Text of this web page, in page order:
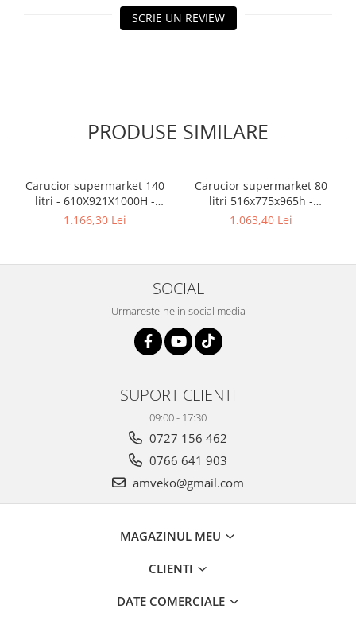
SCRIE UN REVIEW
PRODUSE SIMILARE
Carucior supermarket 140
litri - 610X921X1000H -
10114940
1.166,30 Lei
Carucior supermarket 80
litri 516x775x965h -
10114947
1.063,40 Lei
SOCIAL
Urmareste-ne in social media
SUPORT CLIENTI
09:00 - 17:30
0727 156 462
0766 641 903
amveko@gmail.com
MAGAZINUL MEU
CLIENTI
DATE COMERCIALE